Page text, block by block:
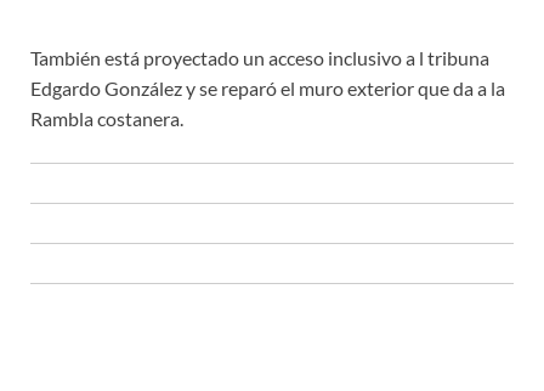
También está proyectado un acceso inclusivo a l tribuna
Edgardo González y se reparó el muro exterior que da a la
Rambla costanera.